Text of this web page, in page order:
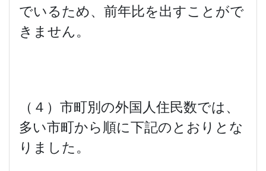
でいるため、前年比を出すことがで
きません。
（４）市町別の外国人住民数では、
多い市町から順に下記のとおりとな
りました。